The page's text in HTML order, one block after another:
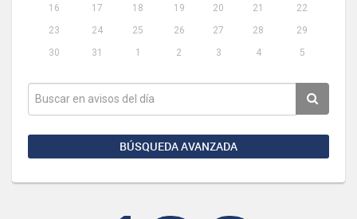
16
17 18 19 20 21
22
23
24 25 26 27 28
29
30
31 1 2 3 4 5
BÚSQUEDA AVANZADA